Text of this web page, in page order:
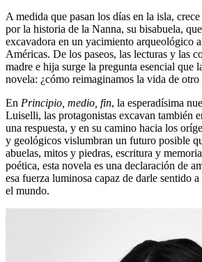
A medida que pasan los días en la isla,
por la historia de la Nanna, su bisabuela,
excavadora en un yacimiento arqueológico
Américas. De los paseos, las lecturas y las
madre e hija surge la pregunta esencial que
novela: ¿cómo reimaginamos la vida de otro
En Principio, medio, fin, la esperadísima
Luiselli, las protagonistas excavan también
una respuesta, y en su camino hacia los
y geológicos vislumbran un futuro posible
abuelas, mitos y piedras, escritura y
poética, esta novela es una declaración de
esa fuerza luminosa capaz de darle sentido
el mundo.